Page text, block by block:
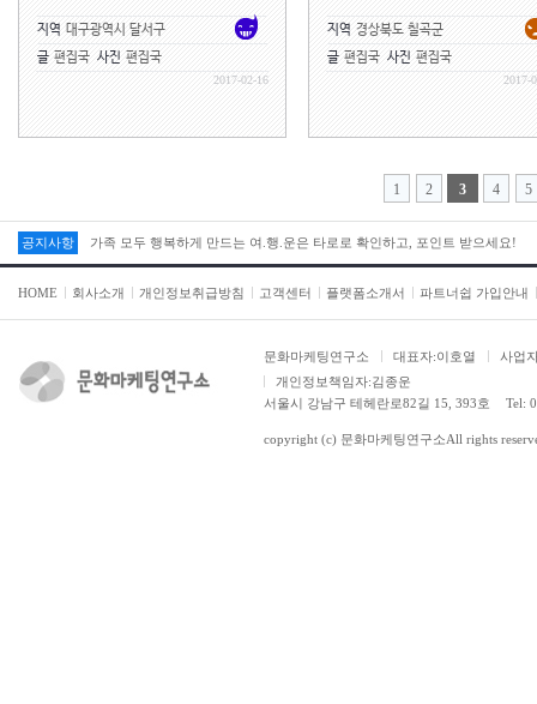
지역 대구광역시 달서구
글 편집국 사진 편집국
2017-02-16
지역 경상북도 칠곡군
글 편집국 사진 편집국
2017-
1 2 3 4 5
공지사항
가족 모두 행복하게 만드는 여.행.운은 타로로 확인하고, 포인트 받으세요!
HOME 회사소개 개인정보취급방침 고객센터 플랫폼소개서 파트너쉽 가입안내
문화마케팅연구소 대표자:이호열
사업
개인정보책임자:김종운
서울시 강남구 테헤란로82길 15, 393호
Tel:
copyright (c) 문화마케팅연구소All rights